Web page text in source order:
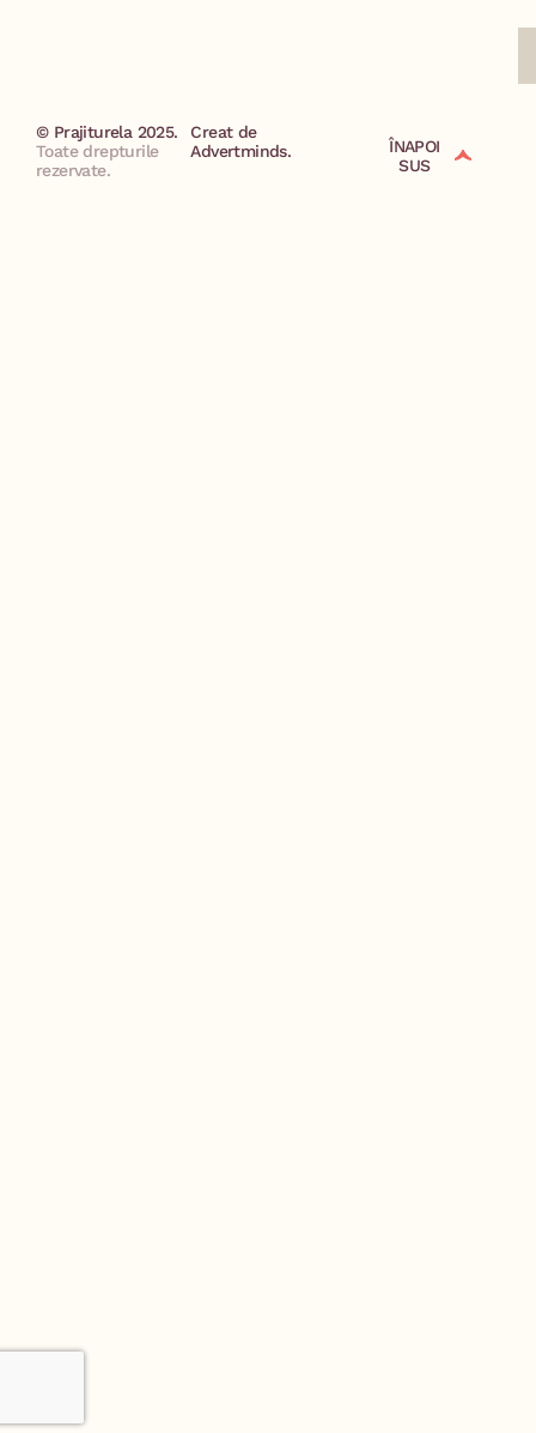
© Prajiturela 2025.
Toate drepturile
rezervate.
Creat de
Advertminds.
ÎNAPOI
SUS